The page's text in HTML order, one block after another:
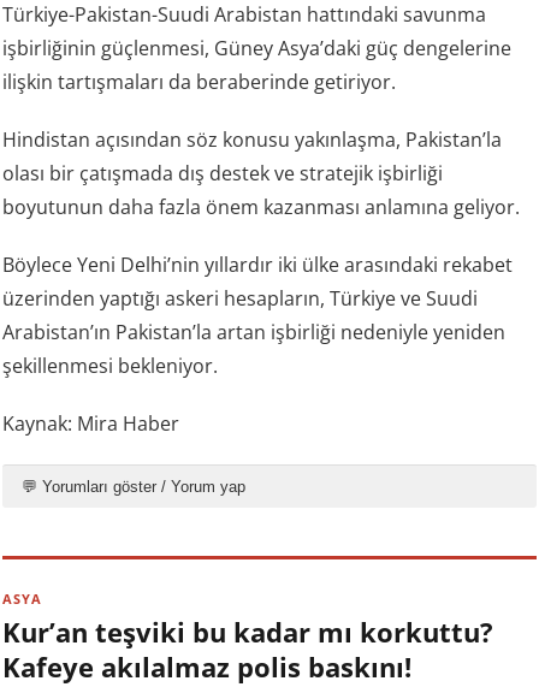
Türkiye-Pakistan-Suudi Arabistan hattındaki savunma
işbirliğinin güçlenmesi, Güney Asya’daki güç dengelerine
ilişkin tartışmaları da beraberinde getiriyor.
Hindistan açısından söz konusu yakınlaşma, Pakistan’la
olası bir çatışmada dış destek ve stratejik işbirliği
boyutunun daha fazla önem kazanması anlamına geliyor.
Böylece Yeni Delhi’nin yıllardır iki ülke arasındaki rekabet
üzerinden yaptığı askeri hesapların, Türkiye ve Suudi
Arabistan’ın Pakistan’la artan işbirliği nedeniyle yeniden
şekillenmesi bekleniyor.
Kaynak: Mira Haber
💬 Yorumları göster / Yorum yap
ASYA
Kur’an teşviki bu kadar mı korkuttu?
Kafeye akılalmaz polis baskını!